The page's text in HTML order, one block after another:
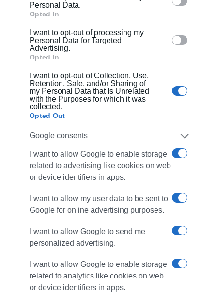
behaviour. You may click to grant or deny consent to
Google and its third-party tags to use your data for
section.
Personal Data.
Opted In
I want to opt-out of processing my
Personal Data for Targeted
Advertising.
Opted In
I want to opt-out of Collection, Use,
Retention, Sale, and/or Sharing of
my Personal Data that Is Unrelated
with the Purposes for which it was
collected.
Opted Out
Google consents
I want to allow Google to enable storage
related to advertising like cookies on web
or device identifiers in apps.
I want to allow my user data to be sent to
Google for online advertising purposes.
I want to allow Google to send me
personalized advertising.
I want to allow Google to enable storage
related to analytics like cookies on web
or device identifiers in apps.
Ακολουθήστε το enimerosi στοFacebook
Συνδρομητές στο e-paper